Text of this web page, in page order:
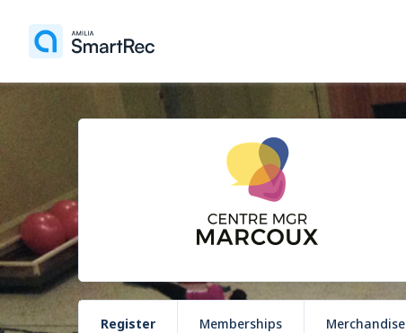
Register Memberships Merchandise